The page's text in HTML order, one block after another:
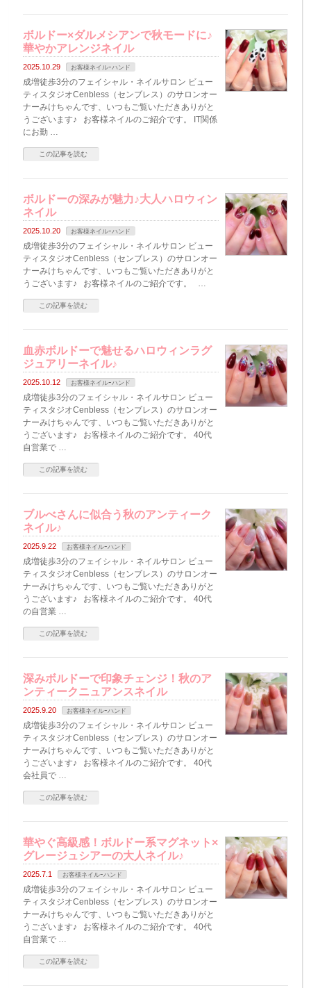
ボルドー×ダルメシアンで秋モードに♪
華やかアレンジネイル
2025.10.29 お客様ネイルｰハンド
成増徒歩3分のフェイシャル・ネイルサロン ビュー
ティスタジオCenbless（センブレス）のサロンオー
ナーみけちゃんです、いつもご覧いただきありがと
うございます♪ お客様ネイルのご紹介です。 IT関係
にお勤 …
この記事を読む
ボルドーの深みが魅力♪大人ハロウィン
ネイル
2025.10.20 お客様ネイルｰハンド
成増徒歩3分のフェイシャル・ネイルサロン ビュー
ティスタジオCenbless（センブレス）のサロンオー
ナーみけちゃんです、いつもご覧いただきありがと
うございます♪ お客様ネイルのご紹介です。 …
この記事を読む
血赤ボルドーで魅せるハロウィンラグ
ジュアリーネイル♪
2025.10.12 お客様ネイルｰハンド
成増徒歩3分のフェイシャル・ネイルサロン ビュー
ティスタジオCenbless（センブレス）のサロンオー
ナーみけちゃんです、いつもご覧いただきありがと
うございます♪ お客様ネイルのご紹介です。 40代
自営業で …
この記事を読む
ブルべさんに似合う秋のアンティーク
ネイル♪
2025.9.22 お客様ネイルｰハンド
成増徒歩3分のフェイシャル・ネイルサロン ビュー
ティスタジオCenbless（センブレス）のサロンオー
ナーみけちゃんです、いつもご覧いただきありがと
うございます♪ お客様ネイルのご紹介です。 40代
の自営業 …
この記事を読む
深みボルドーで印象チェンジ！秋のア
ンティークニュアンスネイル
2025.9.20 お客様ネイルｰハンド
成増徒歩3分のフェイシャル・ネイルサロン ビュー
ティスタジオCenbless（センブレス）のサロンオー
ナーみけちゃんです、いつもご覧いただきありがと
うございます♪ お客様ネイルのご紹介です。 40代
会社員で …
この記事を読む
華やぐ高級感！ボルドー系マグネット×
グレージュシアーの大人ネイル♪
2025.7.1 お客様ネイルｰハンド
成増徒歩3分のフェイシャル・ネイルサロン ビュー
ティスタジオCenbless（センブレス）のサロンオー
ナーみけちゃんです、いつもご覧いただきありがと
うございます♪ お客様ネイルのご紹介です。 40代
自営業で …
この記事を読む